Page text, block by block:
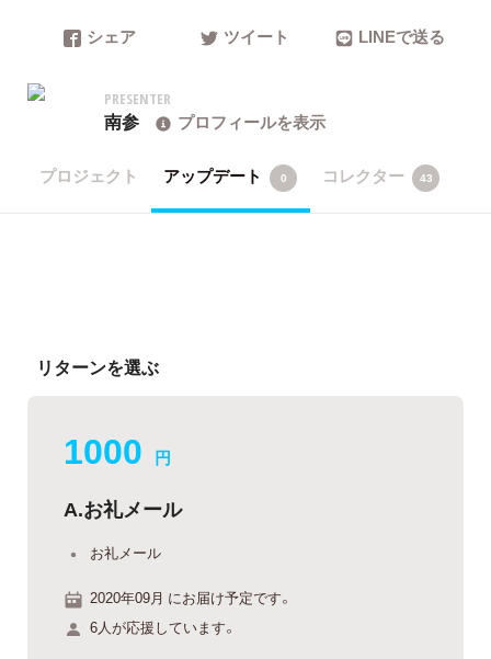
シェア ツイート LINEで送る
PRESENTER
南参 プロフィールを表示
プロジェクト アップデート 0 コレクター 43
リターンを選ぶ
1000 円
A.お礼メール
お礼メール
2020年09月 にお届け予定です。
6人が応援しています。